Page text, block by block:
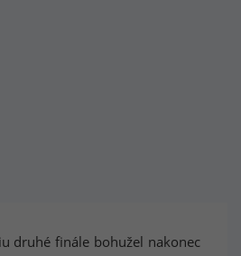
druhé finále bohužel nakonec